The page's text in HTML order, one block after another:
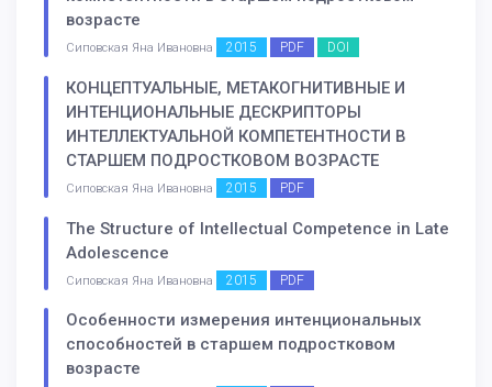
возрасте
Сиповская Яна Ивановна 2015 PDF DOI
КОНЦЕПТУАЛЬНЫЕ, МЕТАКОГНИТИВНЫЕ И
ИНТЕНЦИОНАЛЬНЫЕ ДЕСКРИПТОРЫ
ИНТЕЛЛЕКТУАЛЬНОЙ КОМПЕТЕНТНОСТИ В
СТАРШЕМ ПОДРОСТКОВОМ ВОЗРАСТЕ
Сиповская Яна Ивановна 2015 PDF
The Structure of Intellectual Competence in Late
Adolescence
Сиповская Яна Ивановна 2015 PDF
Особенности измерения интенциональных
способностей в старшем подростковом
возрасте